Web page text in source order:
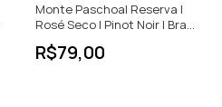
Monte Paschoal Reserva |
Rosé Seco | Pinot Noir | Brasil
| 750ml
R$79,00